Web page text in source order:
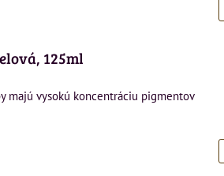
125ml
majú vysokú koncentráciu pigmentov